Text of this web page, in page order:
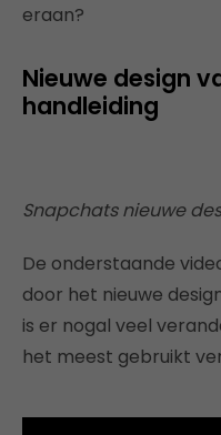
eraan?
Nieuwe design
handleiding
Snapchats nieuwe
De onderstaande
door het nieuwe
is er nogal veel
het meest gebruikt